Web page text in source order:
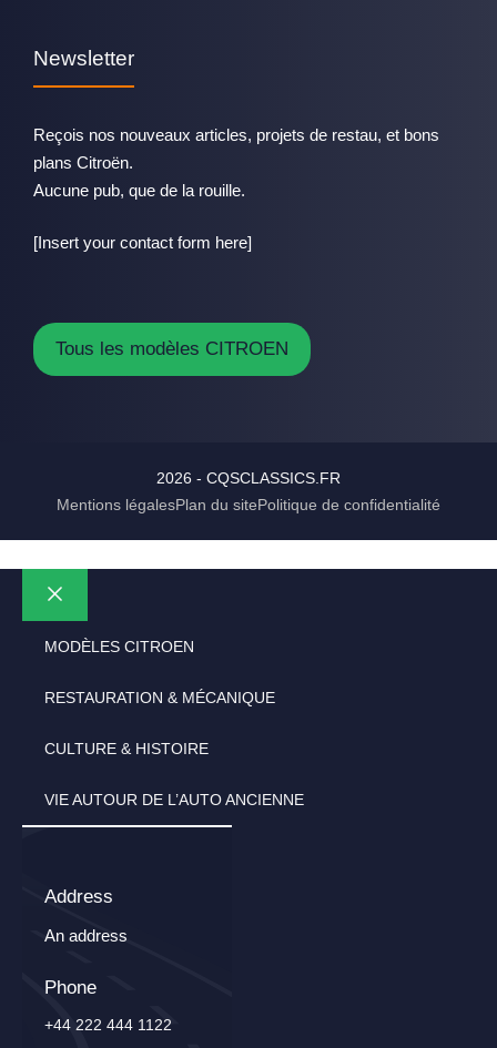
Newsletter
Reçois nos nouveaux articles, projets de restau, et bons
plans Citroën.
Aucune pub, que de la rouille.
[Insert your contact form here]
Tous les modèles CITROEN
2026 - CQSCLASSICS.FR
Mentions légalesPlan du sitePolitique de confidentialité
Fermer
MODÈLES CITROEN
RESTAURATION & MÉCANIQUE
CULTURE & HISTOIRE
VIE AUTOUR DE L’AUTO ANCIENNE
Address
An address
Phone
+44 222 444 1122